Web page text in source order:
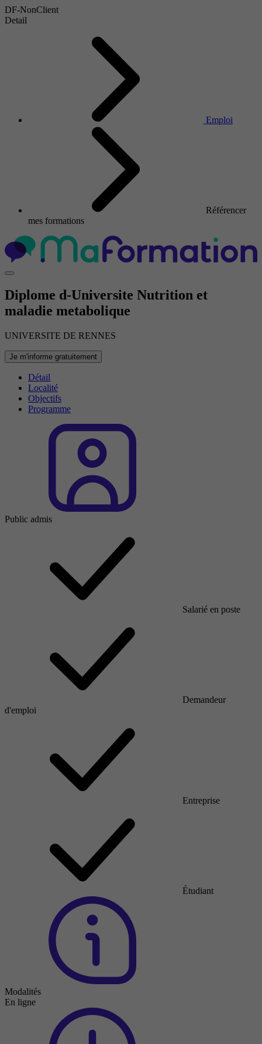
DF-NonClient
Detail
Emploi
Référencer
mes formations
Diplome d-Universite Nutrition et
maladie metabolique
UNIVERSITE DE RENNES
Je m'informe gratuitement
Détail
Localité
Objectifs
Programme
Public admis
Salarié en poste
Demandeur
d'emploi
Entreprise
Étudiant
Modalités
En ligne